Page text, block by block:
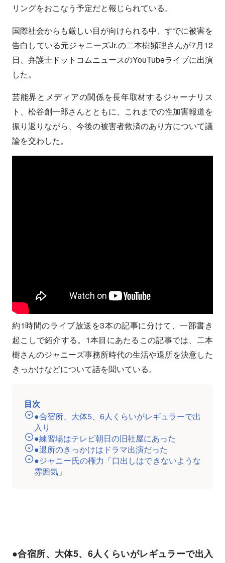
リングをおこなう予定だと報じられている。
国際社会からも厳しい目が向けられる中、すでに被害を
告白している元ジャニーズJr.の二本樹顕理さんが7月12
日、弁護士ドットコムニュースのYouTubeライブに出演
した。
芸能界とメディアの関係を長年取材するジャーナリス
ト、松谷創一郎さんとともに、これまでの性加害報道を
振り返りながら、今後の被害者救済のあり方について議
論を交わした。
約1時間のライブ放送を3本の記事に分けて、一部書き
起こしで紹介する。1本目にあたるこの記事では、二本
樹さんのジャニーズ事務所時代の生活や退所を決意した
きっかけなどについて話を聞いている。
目次
●合宿所、大体5、6人くらいがレギュラーで出
入り
●練習場はテレビ朝日の旧社屋にあった
●退所のきっかけはドラマ出演だった
●ジャニー氏の権力「口出しはできないような
雰囲気」
●合宿所、大体5、6人くらいがレギュラーで出入